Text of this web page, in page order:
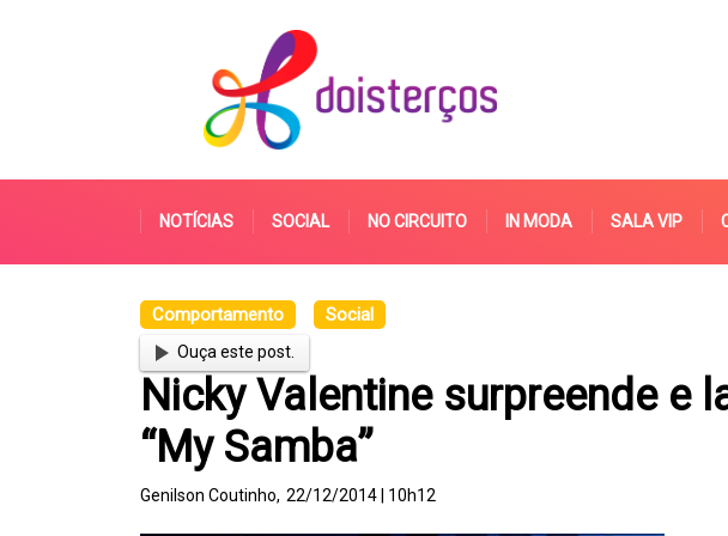
NOTÍCIAS SOCIAL NO CIRCUITO IN MODA SALA VIP
Comportamento Social
Ouça este post.
Nicky Valentine surpreende e
“My Samba”
Genilson Coutinho, 22/12/2014 | 10h12